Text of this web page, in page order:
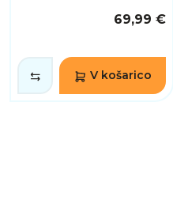
69,99 €
V košarico